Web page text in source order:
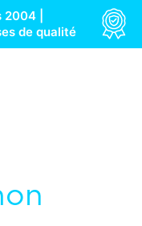
|
de qualité